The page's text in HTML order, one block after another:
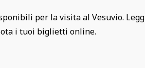
per la visita al Vesuvio.
i tuoi biglietti online.